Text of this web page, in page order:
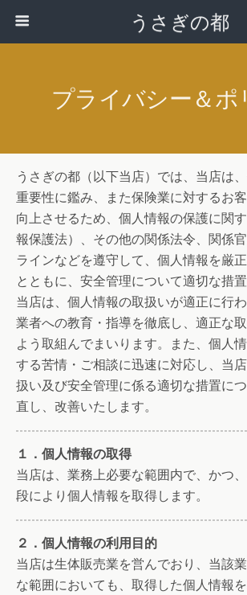
うさぎの都
プライバシー＆ポ
うさぎの都（以下当店）では、当店は
重要性に鑑み、また保険業に対するお
向上させるため、個人情報の保護に関
報保護法）、その他の関係法令、関係
ラインなどを遵守して、個人情報を厳
とともに、安全管理について適切な措置
当店は、個人情報の取扱いが適正に行
業者への教育・指導を徹底し、適正な
よう取組んでまいります。また、個人
する苦情・ご相談に迅速に対応し、当
扱い及び安全管理に係る適切な措置に
直し、改善いたします。
１．個人情報の取得
当店は、業務上必要な範囲内で、かつ
段により個人情報を取得します。
２．個人情報の利用目的
当店は生体販売業を営んでおり、当該
な範囲においても、取得した個人情報を